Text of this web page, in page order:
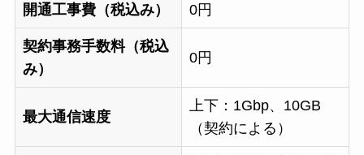
開通工事費（税込み） 0円
契約事務手数料（税込
み）
0円
最大通信速度
上下：1Gbp、10GB
（契約による）